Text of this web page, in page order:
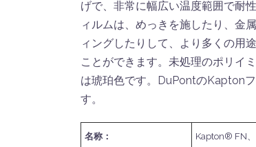
げで、非常に幅広い温度範囲で耐
ィルムは、めっきを施したり、金
ィングしたりして、より多くの用
ことができます。未処理のポリイ
は琥珀色です。DuPontのKapton
す。
名称： Kapton® FN